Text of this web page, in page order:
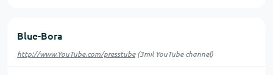
Blue-Bora
http://www.YouTube.com/presstube(3mil YouTube channel)